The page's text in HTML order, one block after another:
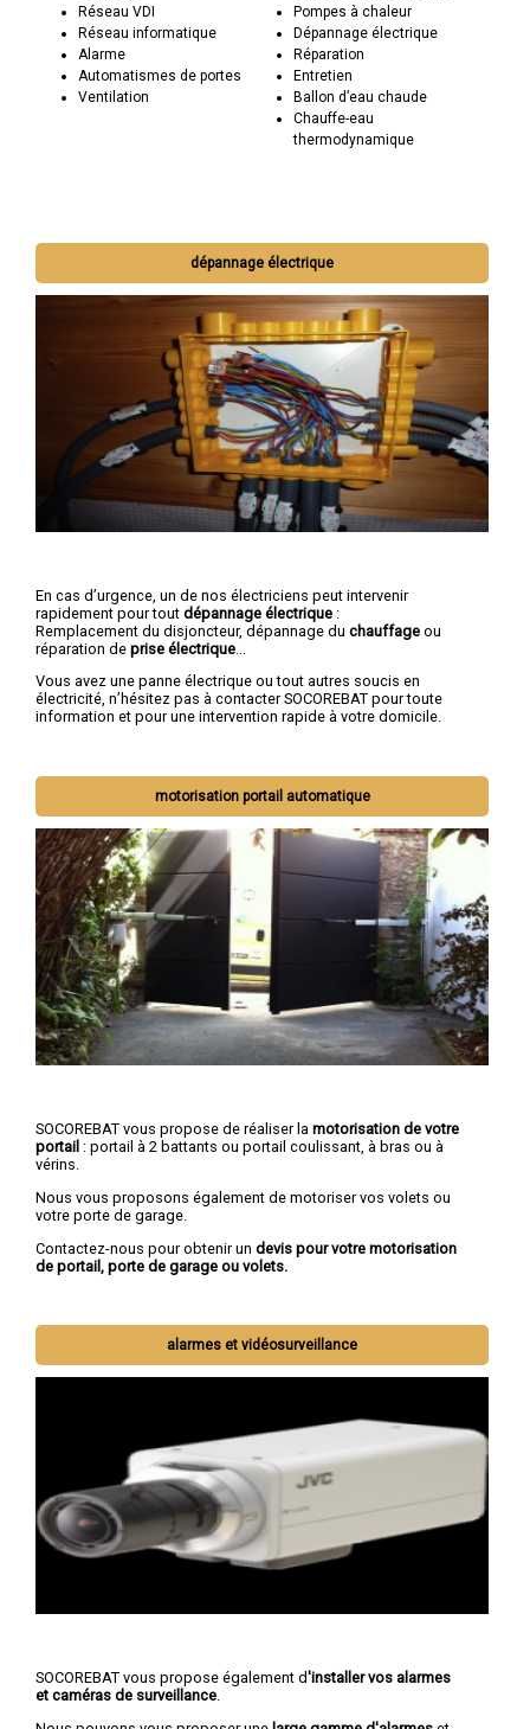
Réseau VDI
Réseau informatique
Alarme
Automatismes de portes
Ventilation
Pompes à chaleur
Dépannage électrique
Réparation
Entretien
Ballon d’eau chaude
Chauffe-eau
thermodynamique
dépannage électrique
En cas d’urgence, un de nos électriciens peut intervenir
rapidement pour tout dépannage électrique :
Remplacement du disjoncteur, dépannage du chauffage ou
réparation de prise électrique
Vous avez une panne électrique ou tout autres soucis en
électricité, n’hésitez pas à contacter SOCOREBAT pour toute
information et pour une intervention rapide à votre domicile.
motorisation portail automatique
SOCOREBAT vous propose de réaliser la motorisation de votre
portail : portail à 2 battants ou portail coulissant, à bras ou à
vérins.
Nous vous proposons également de motoriser vos volets ou
votre porte de garage.
Contactez-nous pour obtenir un devis pour votre motorisation
de portail, porte de garage ou volets.
alarmes et vidéosurveillance
SOCOREBAT vous propose également d'installer vos alarmes
et caméras de surveillance.